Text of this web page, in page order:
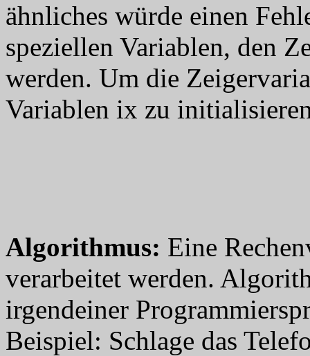
ähnliches würde einen
speziellen Variablen, den
werden. Um die
Variablen ix zu
Algorithmus: Eine
verarbeitet werden.
irgendeiner
Beispiel: Schlage das